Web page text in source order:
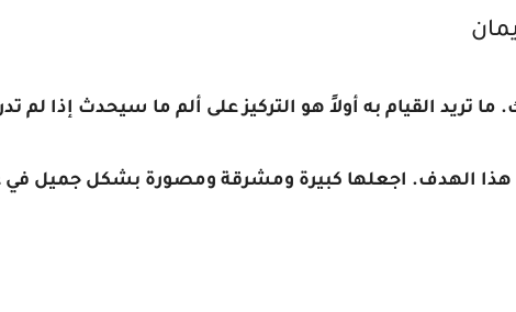
تريد القيام به أولاً هو التركيز على ألم ما سيحدث إذا لم
هذا الهدف. اجعلها كبيرة ومشرقة ومصورة بشكل جميل في